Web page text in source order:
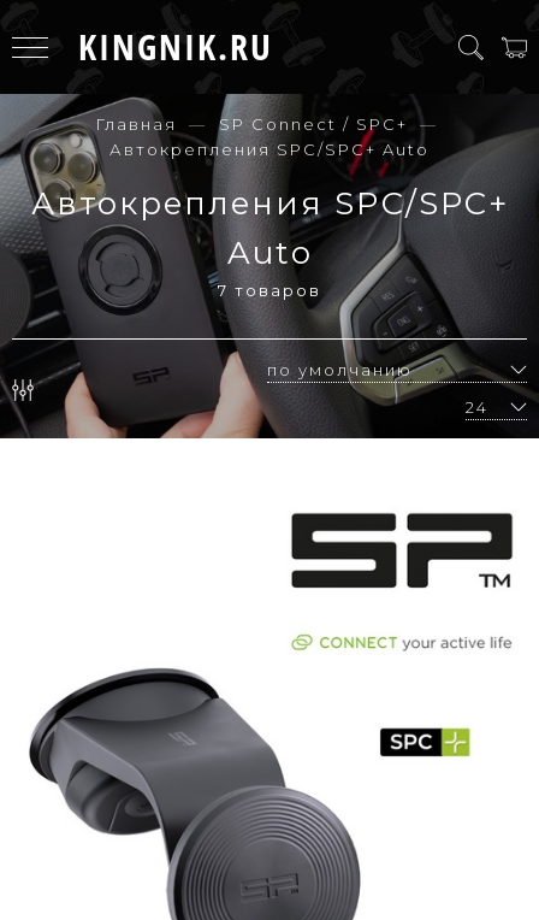
KINGNIK.RU
Главная
SP Connect / SPC+
Автокрепления SPС/SPC+ Auto
Автокрепления SPС/SPC+
Auto
7 товаров